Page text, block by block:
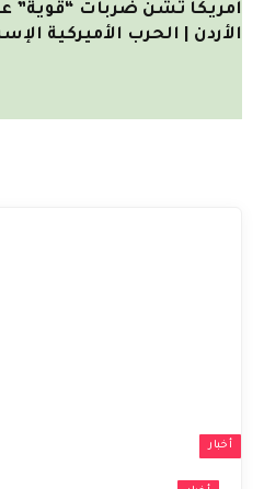
أمريكا تشن ضربات “قوية”
الأردن | الحرب الأميركية
أخبار